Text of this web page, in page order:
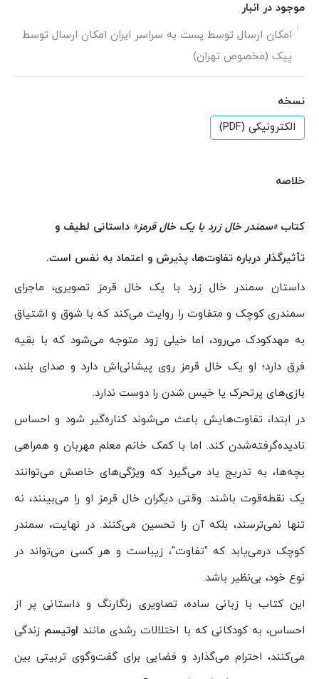
موجود در انبار
امکان ارسال توسط پست به سراسر ایران امکان ارسال توسط
پیک (مخصوص تهران)
نسخه
الکترونیکی (PDF)
خلاصه
کتاب«سمندر خال زرد با یک خال قرمز» داستانی لطیف و
تأثیرگذار درباره تفاوت‌ها، پذیرش و اعتماد به نفس است.
داستان سمندر خال زرد با یک خال قرمز تصویری، ماجرای
سمندری کوچک و متفاوت را روایت می‌کند که با شوق و اشتیاق
به مهدکودک می‌رود، اما خیلی زود متوجه می‌شود که با بقیه
فرق دارد؛ او یک خال قرمز روی پیشانی‌اش دارد و صدای بلند،
بازی‌های پرتحرک یا خیس شدن را دوست ندارد.
در ابتدا، تفاوت‌هایش باعث می‌شوند کناره‌گیر شود و احساس
نادیده‌گرفته‌شدن کند. اما با کمک خانم معلم مهربان و همراهی
بچه‌ها، به تدریج یاد می‌گیرد که ویژگی‌های خاصش می‌توانند
یک نقطه‌قوت باشند. وقتی دیگران خال قرمز او را می‌بینند، نه
تنها نمی‌ترسند، بلکه آن را تحسین می‌کنند. در نهایت، سمندر
کوچک درمی‌یابد که "تفاوت"، زیباست و هر کسی می‌تواند در
نوع خود، بی‌نظیر باشد.
این کتاب با زبانی ساده، تصاویری رنگارنگ و داستانی پر از
احساس، به کودکانی که با اختلالات رشدی مانند اوتیسم زندگی
می‌کنند، احترام می‌گذارد و فضایی برای گفت‌وگوی تربیتی بین